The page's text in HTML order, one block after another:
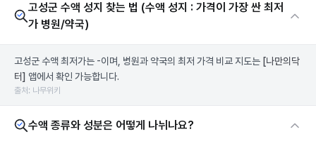
고성군 수액 성지 찾는 법 (수액 성지 : 가격이 가장 싼 최저
가 병원/약국)
고성군 수액 최저가는 -이며, 병원과 약국의 최저 가격 비교 지도는 [나만의닥
터] 앱에서 확인 가능합니다.
출처: 나무위키
수액 종류와 성분은 어떻게 나뉘나요?